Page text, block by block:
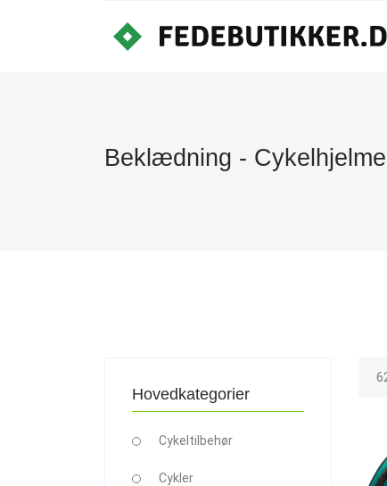
Beklædning - Cykelhjelme
Hovedkategorier
Cykeltilbehør
Cykler